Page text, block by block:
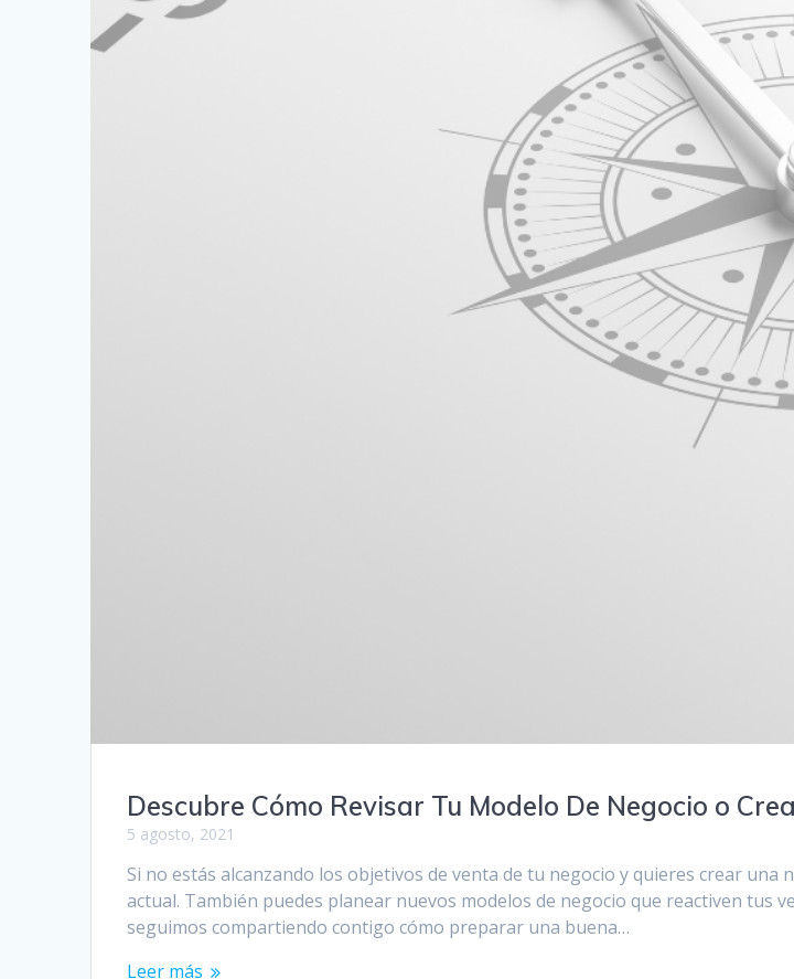
Descubre Cómo Revisar Tu Modelo De Negocio o
5 agosto, 2021
Si no estás alcanzando los objetivos de venta de tu negocio y quieres crear
actual. También puedes planear nuevos modelos de negocio que reactiven tus
seguimos compartiendo contigo cómo preparar una buena…
Leer más